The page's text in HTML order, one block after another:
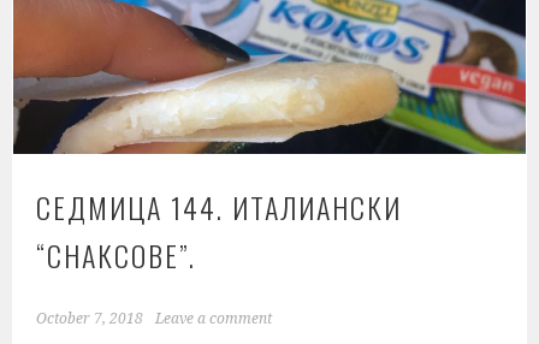
СЕДМИЦА 144. ИТАЛИАНСКИ
“СНАКСОВЕ”.
October 7, 2018 Leave a comment